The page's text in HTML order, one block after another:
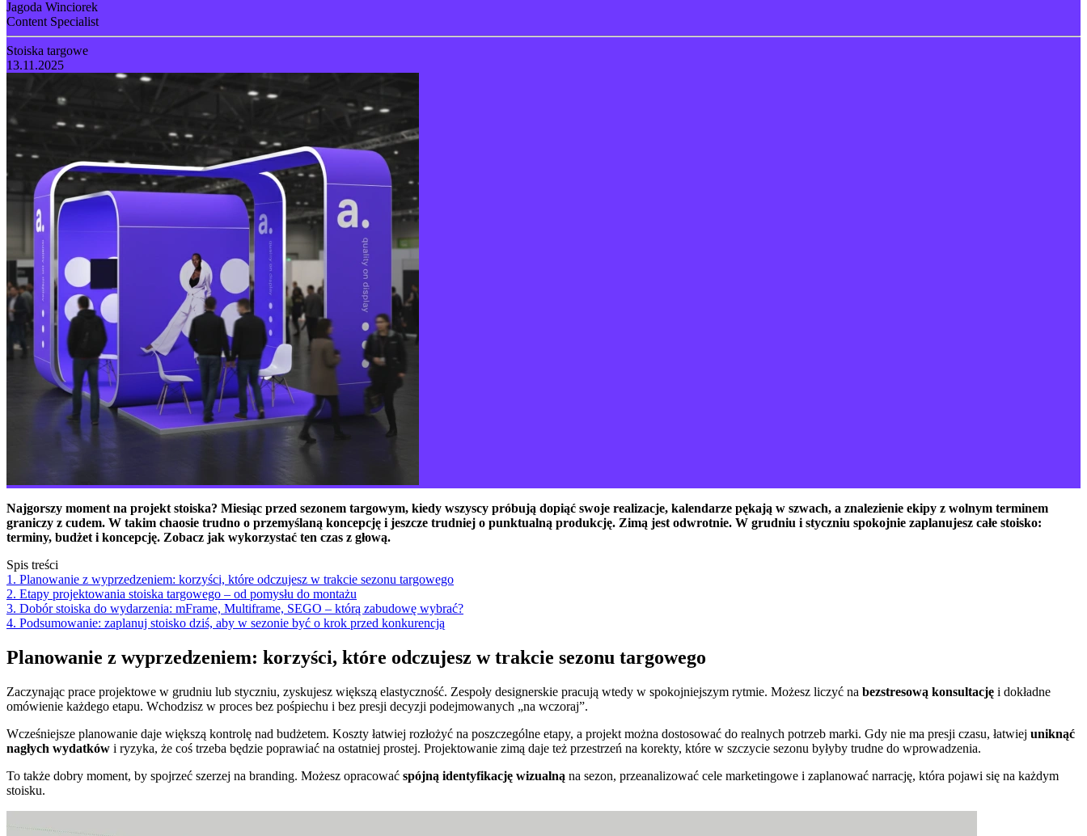
Jagoda Winciorek
Content Specialist
Stoiska targowe
13.11.2025
Najgorszy moment na projekt stoiska? Miesiąc przed sezonem targowym, kiedy wszyscy próbują dopiąć swoje realizacje, kalendarze pękają w szwach, a znalezienie ekipy z wolnym terminem
graniczy z cudem. W takim chaosie trudno o przemyślaną koncepcję i jeszcze trudniej o punktualną produkcję. Zimą jest odwrotnie. W grudniu i styczniu spokojnie zaplanujesz całe stoisko:
terminy, budżet i koncepcję. Zobacz jak wykorzystać ten czas z głową.
Spis treści
1. Planowanie z wyprzedzeniem: korzyści, które odczujesz w trakcie sezonu targowego
2. Etapy projektowania stoiska targowego – od pomysłu do montażu
3. Dobór stoiska do wydarzenia: mFrame, Multiframe, SEGO – którą zabudowę wybrać?
4. Podsumowanie: zaplanuj stoisko dziś, aby w sezonie być o krok przed konkurencją
Planowanie z wyprzedzeniem: korzyści, które odczujesz w trakcie sezonu targowego
Zaczynając prace projektowe w grudniu lub styczniu, zyskujesz większą elastyczność. Zespoły designerskie pracują wtedy w spokojniejszym rytmie. Możesz liczyć na bezstresową konsultację i dokładne
omówienie każdego etapu. Wchodzisz w proces bez pośpiechu i bez presji decyzji podejmowanych „na wczoraj”.
Wcześniejsze planowanie daje większą kontrolę nad budżetem. Koszty łatwiej rozłożyć na poszczególne etapy, a projekt można dostosować do realnych potrzeb marki. Gdy nie ma presji czasu, łatwiej uniknąć
nagłych wydatków i ryzyka, że coś trzeba będzie poprawiać na ostatniej prostej. Projektowanie zimą daje też przestrzeń na korekty, które w szczycie sezonu byłyby trudne do wprowadzenia.
To także dobry moment, by spojrzeć szerzej na branding. Możesz opracować spójną identyfikację wizualną na sezon, przeanalizować cele marketingowe i zaplanować narrację, która pojawi się na każdym
stoisku.